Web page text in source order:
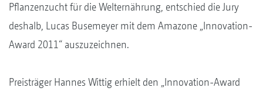
Pflanzenzucht für die Welternährung, entschied die Jury
deshalb, Lucas Busemeyer mit dem Amazone „Innovation-
Award 2011“ auszuzeichnen.
Preisträger Hannes Wittig erhielt den „Innovation-Award